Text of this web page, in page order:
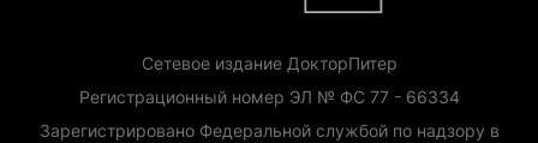
Сетевое издание ДокторПитер
Регистрационный номер ЭЛ № ФС 77 - 66334
Зарегистрировано Федеральной службой по надзору в